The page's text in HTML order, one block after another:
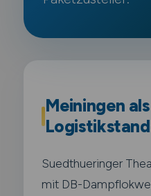
Meiningen als
Suedthueringer
mit DB-